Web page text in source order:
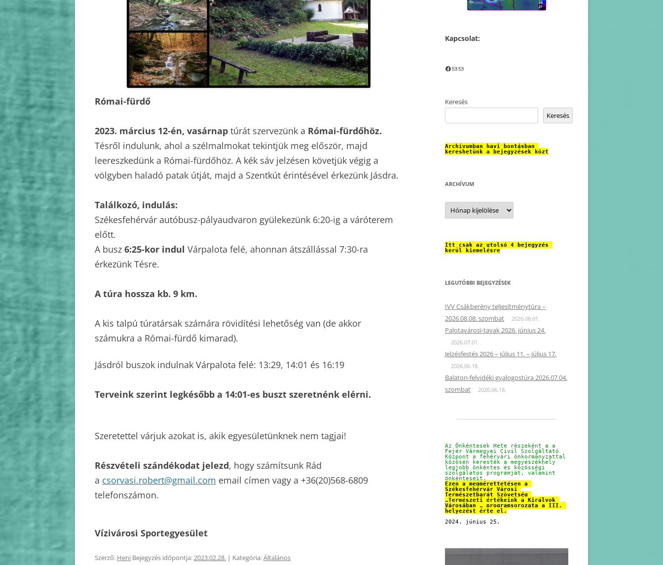
2009
2008
2007
2006
2010
2009
2010
2009
2008
2007
Római-fürdő
2023. március 12-én, vasárnap túrát szervezünk a Római-fürdőhöz.
Tésről indulunk, ahol a szélmalmokat tekintjük meg először, majd
leereszkedünk a Római-fürdőhöz. A kék sáv jelzésen követjük végig a
völgyben haladó patak útját, majd a Szentkút érintésével érkezünk Jásdra.
Találkozó, indulás:
Székesfehérvár autóbusz-pályaudvaron gyülekezünk 6:20-ig a váróterem
előtt.
A busz 6:25-kor indul Várpalota felé, ahonnan átszállással 7:30-ra
érkezünk Tésre.
A túra hossza kb. 9 km.
A kis talpú túratársak számára rövidítési lehetőség van (de akkor
számukra a Római-fürdő kimarad).
Jásdról buszok indulnak Várpalota felé: 13:29, 14:01 és 16:19
Terveink szerint legkésőbb a 14:01-es buszt szeretnénk elérni.
Szeretettel várjuk azokat is, akik egyesületünknek nem tagjai!
Részvételi szándékodat jelezd, hogy számítsunk Rád
a csorvasi.robert@gmail.com email címen vagy a +36(20)568-6809
telefonszámon.
Vízivárosi Sportegyesület
Szerző: Heni Bejegyzés időpontja:2023.02.28. | Kategória:Általános
Kapcsolat:
Facebook
Mail
Mail
Keresés
Keresés
Archívumban havi bontásban
kereshetünk a bejegyzések közt
ARCHÍVUM
Archívum
Itt csak az utolsó 4 bejegyzés
kerül kiemelésre
LEGUTÓBBI BEJEGYZÉSEK
IVV Csákberény teljesítménytúra –
2026.08.08. szombat
2026.08.01.
Palotavárosi-tavak 2026. június 24.
2026.07.01.
Jelzésfestés 2026 – július 11. – július 17.
2026.06.18.
Balaton-felvidéki gyalogostúra 2026.07.04.
szombat
2026.06.18.
Az Önkéntesek Hete részeként a a
Fejér Vármegyei Civil Szolgáltató
Központ a fehérvári önkormányzattal
közösen keresték a megyeszékhely
legjobb önkéntes és közösségi
szolgálatos programját, valamint
önkénteseit.
Ezen a megmérettetésen a
Székesfehérvár Városi
Természetbarát Szövetség
„Természeti értékeink a Királyok
Városában „ programsorozata a III.
helyezést érte el.
2024. június 25.